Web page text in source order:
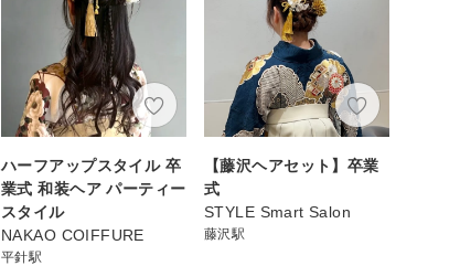
ハーフアップスタイル 卒
業式 和装ヘア パーティー
スタイル
NAKAO COIFFURE
平針駅
【藤沢ヘアセット】卒業
式
STYLE Smart Salon
藤沢駅